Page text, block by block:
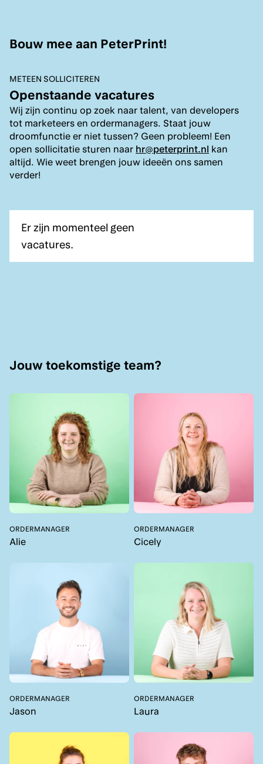
Bouw mee aan PeterPrint!
METEEN SOLLICITEREN
Openstaande vacatures
Wij zijn continu op zoek naar talent, van developers
tot marketeers en ordermanagers. Staat jouw
droomfunctie er niet tussen? Geen probleem! Een
open sollicitatie sturen naar hr@peterprint.nl kan
altijd. Wie weet brengen jouw ideeën ons samen
verder!
Er zijn momenteel geen
vacatures.
Jouw toekomstige team?
ORDERMANAGER
Alie
ORDERMANAGER
Cicely
ORDERMANAGER
Jason
ORDERMANAGER
Laura